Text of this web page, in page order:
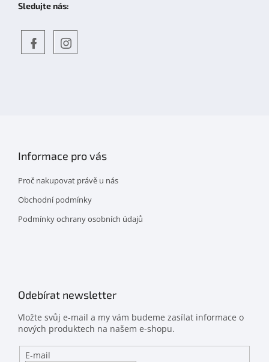
Sledujte nás:
Informace pro vás
Proč nakupovat právě u nás
Obchodní podmínky
Podmínky ochrany osobních údajů
Odebírat newsletter
Vložte svůj e-mail a my vám budeme zasílat informace o
nových produktech na našem e-shopu.
E-mail